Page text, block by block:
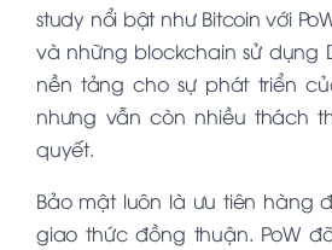
study nổi bật như Bitcoin với
và những blockchain sử dụng
nền tảng cho sự phát triển
nhưng vẫn còn nhiều thách
quyết.
Bảo mật luôn là ưu tiên hàng
giao thức đồng thuận. PoW